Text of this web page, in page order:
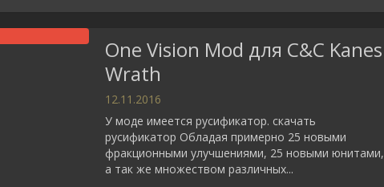
One Vision Mod для C&C Kanes
Wrath
12.11.2016
У моде имеется русификатор. скачать
русификатор Обладая примерно 25 новыми
фракционными улучшениями, 25 новыми юнитами,
а так же множеством различных...